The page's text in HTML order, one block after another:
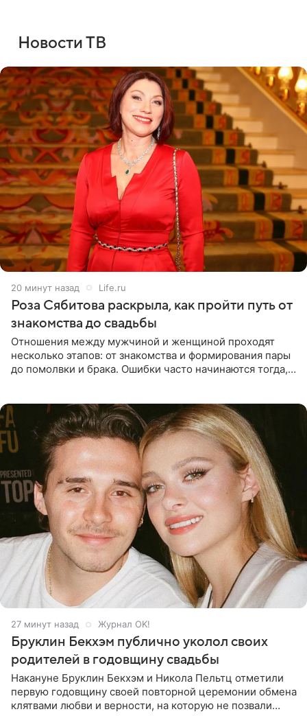
Новости ТВ
20 минут назад Life.ru
Роза Сябитова раскрыла, как пройти путь от
знакомства до свадьбы
Отношения между мужчиной и женщиной проходят
несколько этапов: от знакомства и формирования пары
до помолвки и брака. Ошибки часто начинаются тогда,
27 минут назад Журнал OK!
Бруклин Бекхэм публично уколол своих
родителей в годовщину свадьбы
Накануне Бруклин Бекхэм и Никола Пельтц отметили
первую годовщину своей повторной церемонии обмена
клятвами любви и верности, на которую не позвали